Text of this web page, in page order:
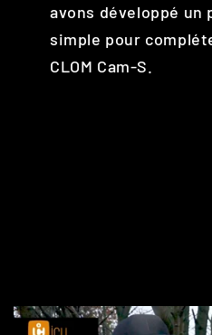
avons développé un
simple pour
CLOM Cam-S.